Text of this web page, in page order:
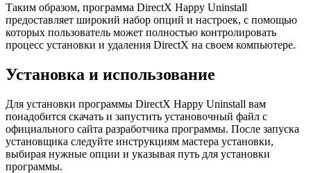
Таким образом, программа DirectX Happy Uninstall
предоставляет широкий набор опций и настроек, с помощью
которых пользователь может полностью контролировать
процесс установки и удаления DirectX на своем компьютере.
Установка и использование
Для установки программы DirectX Happy Uninstall вам
понадобится скачать и запустить установочный файл с
официального сайта разработчика программы. После запуска
установщика следуйте инструкциям мастера установки,
выбирая нужные опции и указывая путь для установки
программы.